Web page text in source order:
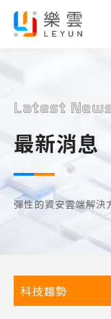
Latest
最新消息
彈性的資安雲端解決
科技趨勢